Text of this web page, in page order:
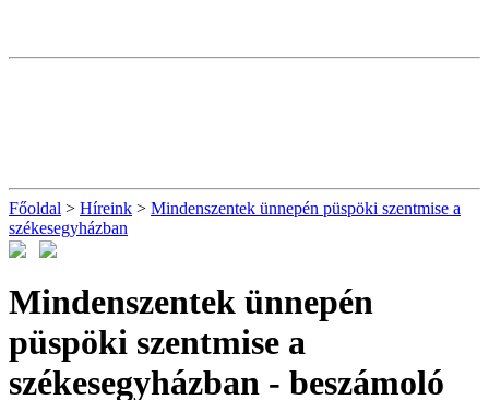
Főoldal > Híreink > Mindenszentek ünnepén püspöki szentmise a
székesegyházban
Mindenszentek ünnepén
püspöki szentmise a
székesegyházban - beszámoló